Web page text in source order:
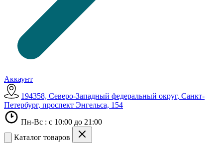
Аккаунт
194358, Северо-Западный федеральный округ, Санкт-
Петербург, проспект Энгельса, 154
Пн-Вс : с 10:00 до 21:00
Каталог товаров